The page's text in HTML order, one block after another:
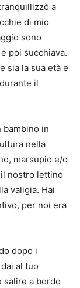
a
di mio
sono
poi succhiava.
sia la sua età e
il
bambino in
nella
marsupio e/o
nostro lettino
valigia. Hai
per noi era
dopo i
al tuo
salire a bordo